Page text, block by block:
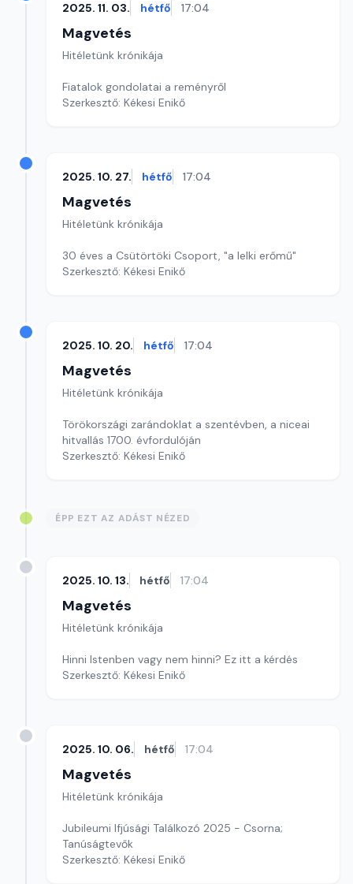
2025. 11. 03. hétfő 17:04
Magvetés
Hitéletünk krónikája
Fiatalok gondolatai a reményről
Szerkesztő: Kékesi Enikő
2025. 10. 27. hétfő 17:04
Magvetés
Hitéletünk krónikája
30 éves a Csütörtöki Csoport, "a lelki erőmű"
Szerkesztő: Kékesi Enikő
2025. 10. 20. hétfő 17:04
Magvetés
Hitéletünk krónikája
Törökországi zarándoklat a szentévben, a niceai
hitvallás 1700. évfordulóján
Szerkesztő: Kékesi Enikő
ÉPP EZT AZ ADÁST NÉZED
2025. 10. 13. hétfő 17:04
Magvetés
Hitéletünk krónikája
Hinni Istenben vagy nem hinni? Ez itt a kérdés
Szerkesztő: Kékesi Enikő
2025. 10. 06. hétfő 17:04
Magvetés
Hitéletünk krónikája
Jubileumi Ifjúsági Találkozó 2025 - Csorna;
Tanúságtevők
Szerkesztő: Kékesi Enikő